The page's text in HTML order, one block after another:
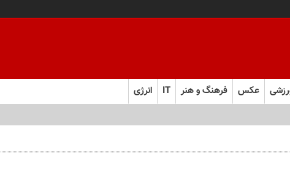
عکس فرهنگ و هنر IT انرژی